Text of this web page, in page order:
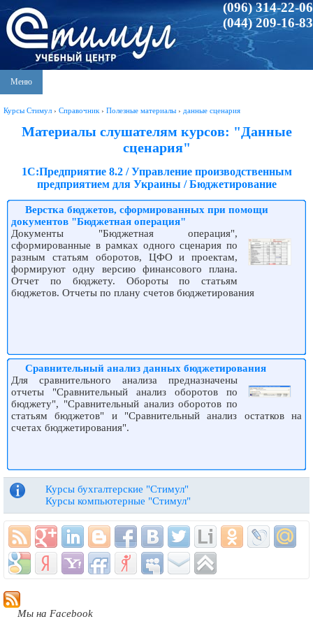
(096) 314-22-06
(044) 209-16-83
Меню
Курсы Стимул › Справочник › Полезные материалы › данные сценария
Материалы слушателям курсов: "Данные
сценария"
1С:Предприятие 8.2 / Управление производственным
предприятием для Украины / Бюджетирование
Верстка бюджетов, сформированных при помощи
документов "Бюджетная операция"
Документы "Бюджетная операция",
сформированные в рамках одного сценария по
разным статьям оборотов, ЦФО и проектам,
формируют одну версию финансового плана.
Отчет по бюджету. Обороты по статьям
бюджетов. Отчеты по плану счетов бюджетирования
Сравнительный анализ данных бюджетирования
Для сравнительного анализа предназначены
отчеты "Сравнительный анализ оборотов по
бюджету", "Сравнительный анализ оборотов по
статьям бюджетов" и "Сравнительный анализ остатков на
счетах бюджетирования".
Курсы бухгалтерские "Стимул"
Курсы компьютерные "Стимул"
Мы на Facebook